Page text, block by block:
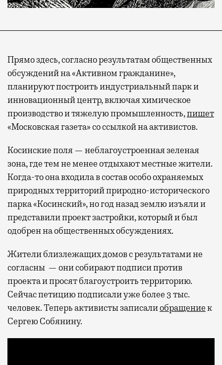
Прямо здесь, согласно результатам общественных
обсуждений на «Активном гражданине»,
планируют построить индустриальный парк и
инновационный центр, включая химическое
производство и тяжелую промышленность,пишет
«Московская газета» со ссылкой на активистов.
Косинские поля — неблагоустроенная зеленая
зона, где тем не менее отдыхают местные жители.
Когда-то она входила в состав особо охраняемых
природных территорий природно-исторического
парка «Косинский», но год назад землю изъяли и
представили проект застройки, который и был
одобрен на общественных обсуждениях.
Жители близлежащих домов с результатами не
согласны — они собирают подписи против
проекта и просят благоустроить территорию.
Сейчас петицию подписали уже более 3 тыс.
человек. Теперь активисты записалиобращениек
Сергею Собянину.